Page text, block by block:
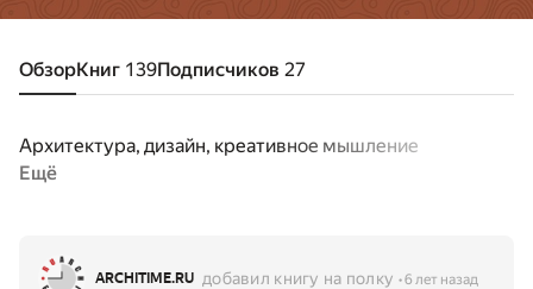
ОбзорКниг 139Подписчиков 27
Архитектура, дизайн, креативное мышление
Ещё
ARCHITIME.RU добавил книгу на полку 6 лет назад